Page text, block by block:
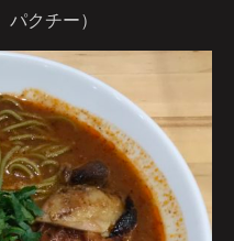
クチー）